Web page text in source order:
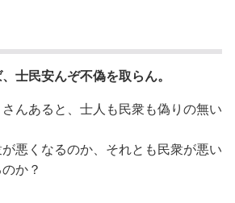
士民安んぞ不偽を取らん。
んあると、士人も民衆も偽りの無い
悪くなるのか、それとも民衆が悪い
か？